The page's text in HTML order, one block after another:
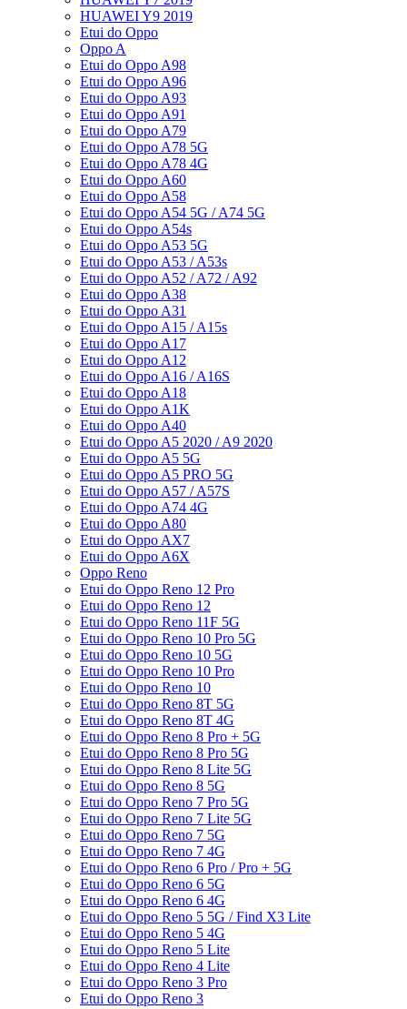
HUAWEI Y9 2019
Etui do Oppo
Oppo A
Etui do Oppo A98
Etui do Oppo A96
Etui do Oppo A93
Etui do Oppo A91
Etui do Oppo A79
Etui do Oppo A78 5G
Etui do Oppo A78 4G
Etui do Oppo A60
Etui do Oppo A58
Etui do Oppo A54 5G / A74 5G
Etui do Oppo A54s
Etui do Oppo A53 5G
Etui do Oppo A53 / A53s
Etui do Oppo A52 / A72 / A92
Etui do Oppo A38
Etui do Oppo A31
Etui do Oppo A15 / A15s
Etui do Oppo A17
Etui do Oppo A12
Etui do Oppo A16 / A16S
Etui do Oppo A18
Etui do Oppo A1K
Etui do Oppo A40
Etui do Oppo A5 2020 / A9 2020
Etui do Oppo A5 5G
Etui do Oppo A5 PRO 5G
Etui do Oppo A57 / A57S
Etui do Oppo A74 4G
Etui do Oppo A80
Etui do Oppo AX7
Etui do Oppo A6X
Oppo Reno
Etui do Oppo Reno 12 Pro
Etui do Oppo Reno 12
Etui do Oppo Reno 11F 5G
Etui do Oppo Reno 10 Pro 5G
Etui do Oppo Reno 10 5G
Etui do Oppo Reno 10 Pro
Etui do Oppo Reno 10
Etui do Oppo Reno 8T 5G
Etui do Oppo Reno 8T 4G
Etui do Oppo Reno 8 Pro + 5G
Etui do Oppo Reno 8 Pro 5G
Etui do Oppo Reno 8 Lite 5G
Etui do Oppo Reno 8 5G
Etui do Oppo Reno 7 Pro 5G
Etui do Oppo Reno 7 Lite 5G
Etui do Oppo Reno 7 5G
Etui do Oppo Reno 7 4G
Etui do Oppo Reno 6 Pro / Pro + 5G
Etui do Oppo Reno 6 5G
Etui do Oppo Reno 6 4G
Etui do Oppo Reno 5 5G / Find X3 Lite
Etui do Oppo Reno 5 4G
Etui do Oppo Reno 5 Lite
Etui do Oppo Reno 4 Lite
Etui do Oppo Reno 3 Pro
Etui do Oppo Reno 3